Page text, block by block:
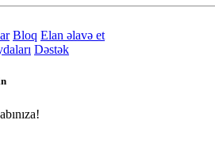
Bloq Elan əlavə et
Dəstək